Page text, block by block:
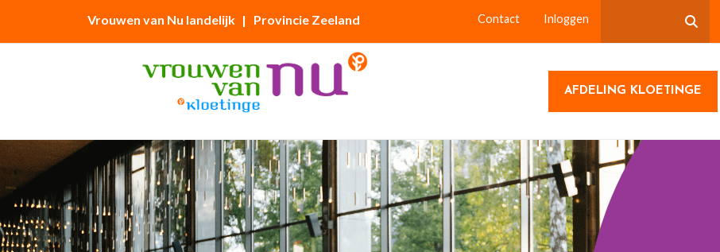
Vrouwen van Nu landelijk | Provincie Zeeland Contact Inloggen
AFDELING KLOETINGE